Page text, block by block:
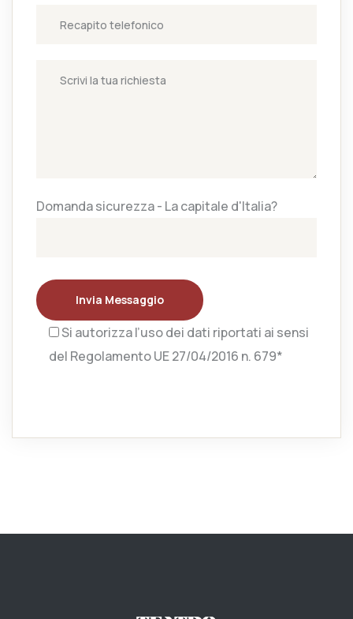
Domanda sicurezza - La capitale d'Italia?
Invia Messaggio
Si autorizza l’uso dei dati riportati ai sensi
del Regolamento UE 27/04/2016 n. 679*